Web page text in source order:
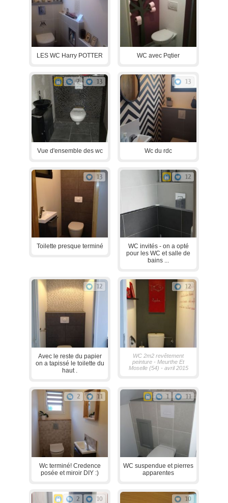
LES WC Harry POTTER WC avec Pqtier
2 13
Vue d'ensemble des wc
13
Wc du rdc
13
Toilette presque terminé
12
WC invités - on a opté
pour les WC et salle de
bains ...
12
Avec le reste du papier
on a tapissé le toilette du
haut .
12
WC 2m2 revêtement
peinture - Meurthe Et
Moselle (54) - avril 2015
2 11
Wc terminé! Credence
posée et miroir DIY :)
1 11
WC suspendue et pierres
apparentes
2 10 10